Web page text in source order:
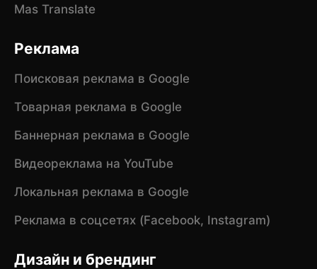
Mas Translate
Реклама
Поисковая реклама в Google
Товарная реклама в Google
Баннерная реклама в Google
Видеореклама на YouTube
Локальная реклама в Google
Реклама в соцсетях (Facebook, Instagram)
Дизайн и брендинг